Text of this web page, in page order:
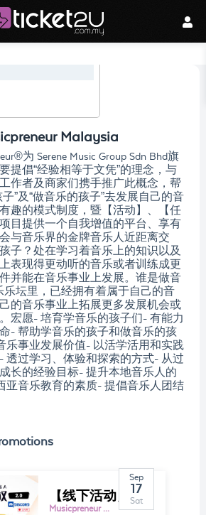
Malaysia
为 Serene Music Group Sdn Bhd旗
提倡“经验相等于文凭”的理念，与
作者及商家们携手推广此概念，帮
”及“做音乐的孩子”去发展自己的音
趣的模式制度，暨【活动】、【任
目提供一个自我增值的平台、享有
与音乐界的金牌音乐人近距离交
子？处在学习着音乐上的知识以及
表现得更动听的音乐或者训练成更
并能在音乐事业上发展。谁是做音
乐坛里，已经拥有着属于自己的音
的音乐事业上拓展更多发展机会或
宏愿- 培育学音乐的孩子们- 有能力
- 帮助学音乐的孩子和做音乐的孩
乐事业发展价值- 以活学活用和实践
透过学习、体验和探索的方式- 从过
长的经验目标- 提升本地音乐人的
亚音乐教育的素质- 提倡音乐人团结
Sep
17
Sat
【线下活动】《艺术家讲版权 2.0》
Musicpreneur Malaysia - Music Career Platfrom